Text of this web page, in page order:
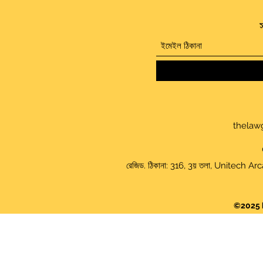
রেজিড. ঠিকানা: 316, 3য় তলা,
©2025